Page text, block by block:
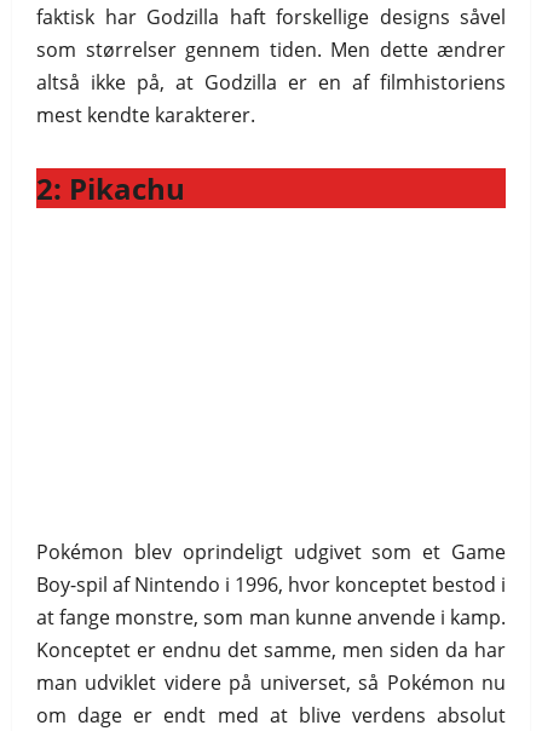
faktisk har Godzilla haft forskellige designs såvel
som størrelser gennem tiden. Men dette ændrer
altså ikke på, at Godzilla er en af filmhistoriens
mest kendte karakterer.
2: Pikachu
Pokémon blev oprindeligt udgivet som et Game
Boy-spil af Nintendo i 1996, hvor konceptet bestod i
at fange monstre, som man kunne anvende i kamp.
Konceptet er endnu det samme, men siden da har
man udviklet videre på universet, så Pokémon nu
om dage er endt med at blive verdens absolut